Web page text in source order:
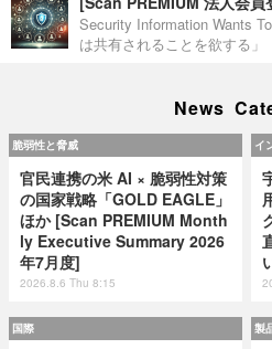
Security Information Wants
は共有されることを欲する」
News
脆弱性と脅威
官民連携の米 AI × 脆弱性対策
の国家戦略「GOLD EAGLE」
ほか [Scan PREMIUM Month
ly Executive Summary 2026
年7月度]
2026.8.6 Thu 8:15
イ
国際 製